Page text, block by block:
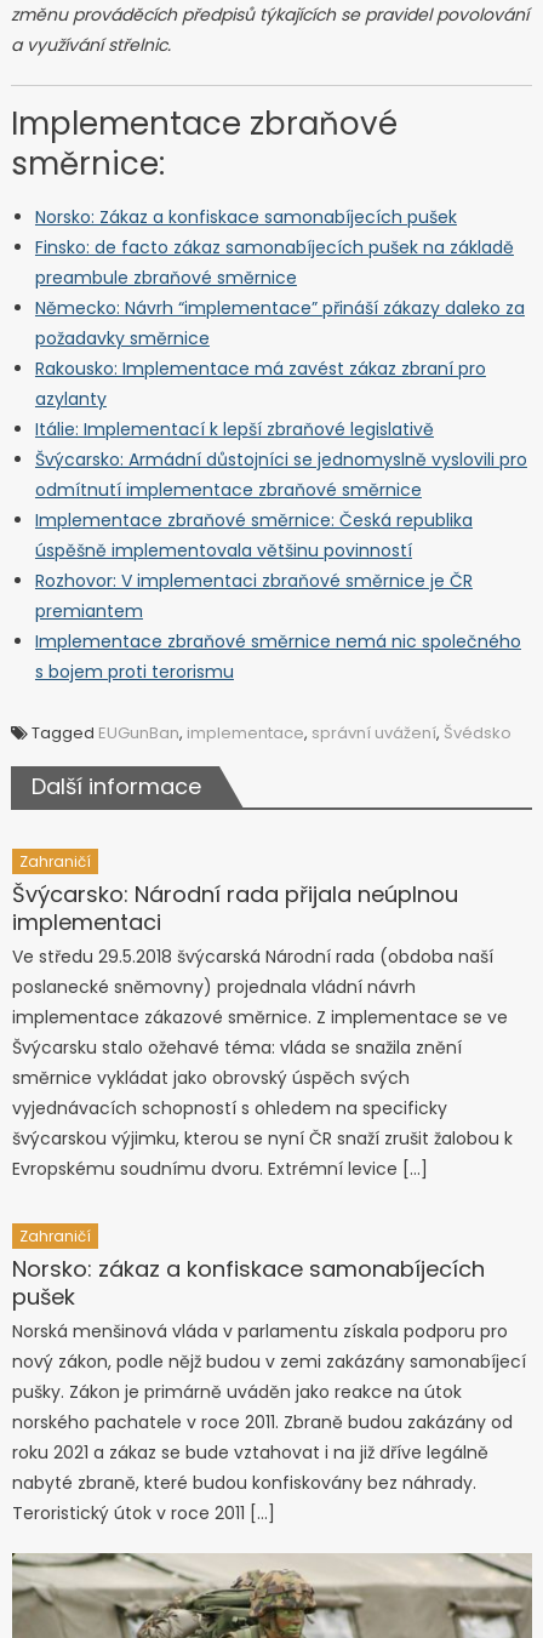
změnu prováděcích předpisů týkajících se pravidel povolování
a využívání střelnic.
Implementace zbraňové
směrnice:
Norsko: Zákaz a konfiskace samonabíjecích pušek
Finsko: de facto zákaz samonabíjecích pušek na základě
preambule zbraňové směrnice
Německo: Návrh “implementace” přináší zákazy daleko za
požadavky směrnice
Rakousko: Implementace má zavést zákaz zbraní pro
azylanty
Itálie: Implementací k lepší zbraňové legislativě
Švýcarsko: Armádní důstojníci se jednomyslně vyslovili pro
odmítnutí implementace zbraňové směrnice
Implementace zbraňové směrnice: Česká republika
úspěšně implementovala většinu povinností
Rozhovor: V implementaci zbraňové směrnice je ČR
premiantem
Implementace zbraňové směrnice nemá nic společného
s bojem proti terorismu
Tagged EUGunBan, implementace, správní uvážení, Švédsko
Další informace
Zahraničí
Švýcarsko: Národní rada přijala neúplnou
implementaci
Ve středu 29.5.2018 švýcarská Národní rada (obdoba naší
poslanecké sněmovny) projednala vládní návrh
implementace zákazové směrnice. Z implementace se ve
Švýcarsku stalo ožehavé téma: vláda se snažila znění
směrnice vykládat jako obrovský úspěch svých
vyjednávacích schopností s ohledem na specificky
švýcarskou výjimku, kterou se nyní ČR snaží zrušit žalobou k
Evropskému soudnímu dvoru. Extrémní levice […]
Zahraničí
Norsko: zákaz a konfiskace samonabíjecích
pušek
Norská menšinová vláda v parlamentu získala podporu pro
nový zákon, podle nějž budou v zemi zakázány samonabíjecí
pušky. Zákon je primárně uváděn jako reakce na útok
norského pachatele v roce 2011. Zbraně budou zakázány od
roku 2021 a zákaz se bude vztahovat i na již dříve legálně
nabyté zbraně, které budou konfiskovány bez náhrady.
Teroristický útok v roce 2011 […]